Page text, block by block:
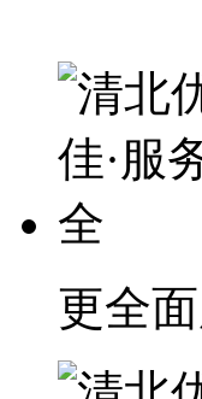
更全面